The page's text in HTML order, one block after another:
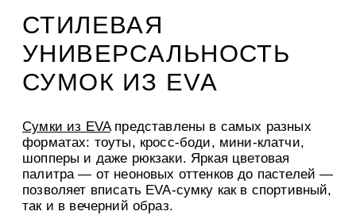
СТИЛЕВАЯ
УНИВЕРСАЛЬНОСТЬ
СУМОК ИЗ EVA
Сумки из EVAпредставлены в самых разных
форматах: тоуты, кросс-боди, мини-клатчи,
шопперы и даже рюкзаки. Яркая цветовая
палитра — от неоновых оттенков до пастелей —
позволяет вписать EVA-сумку как в спортивный,
так и в вечерний образ.